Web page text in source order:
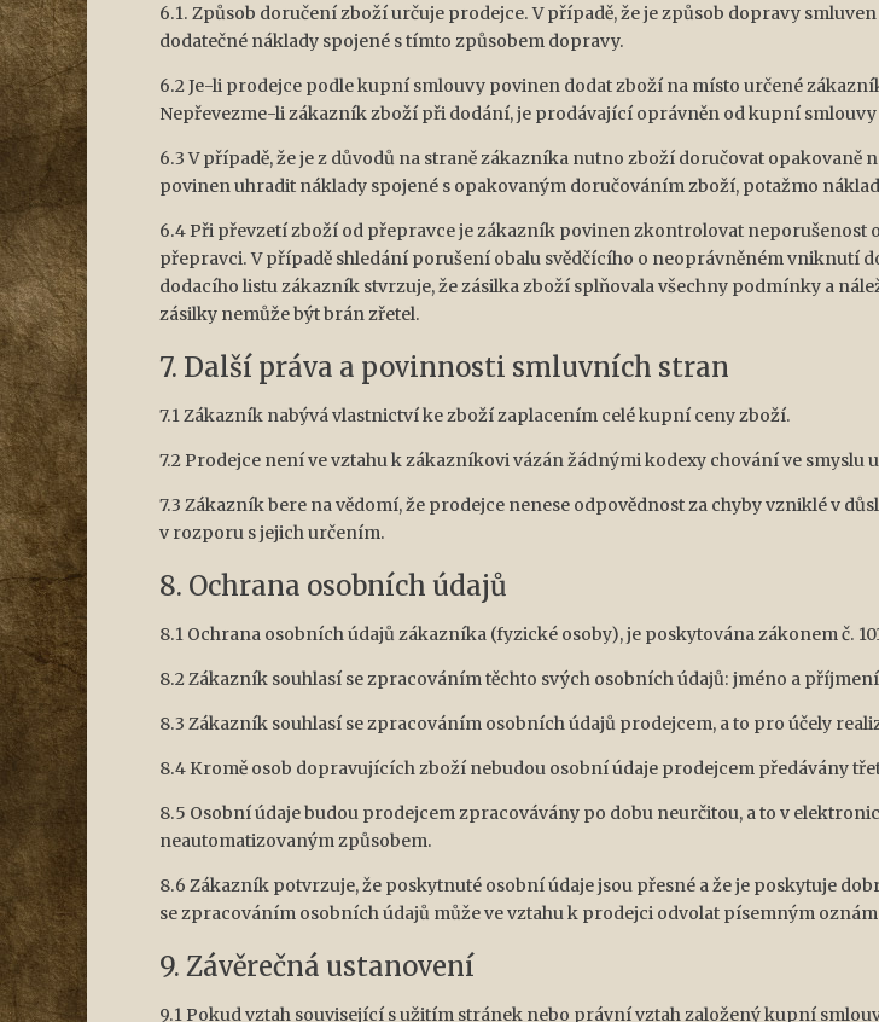
6.1. Způsob doručení zboží určuje prodejce. V případě, že je způsob dopravy
dodatečné náklady spojené s tímto způsobem dopravy.
6.2 Je-li prodejce podle kupní smlouvy povinen dodat zboží na místo určené
Nepřevezme-li zákazník zboží při dodání, je prodávající oprávněn od kupní
6.3 V případě, že je z důvodů na straně zákazníka nutno zboží doručovat
povinen uhradit náklady spojené s opakovaným doručováním zboží, potažmo
6.4 Při převzetí zboží od přepravce je zákazník povinen zkontrolovat neporušenost
přepravci. V případě shledání porušení obalu svědčícího o neoprávněném vniknutí
dodacího listu zákazník stvrzuje, že zásilka zboží splňovala všechny podmínky a
zásilky nemůže být brán zřetel.
7. Další práva a povinnosti smluvních stran
7.1 Zákazník nabývá vlastnictví ke zboží zaplacením celé kupní ceny zboží.
7.2 Prodejce není ve vztahu k zákazníkovi vázán žádnými kodexy chování ve smyslu
7.3 Zákazník bere na vědomí, že prodejce nenese odpovědnost za chyby vzniklé v
v rozporu s jejich určením.
8. Ochrana osobních údajů
8.1 Ochrana osobních údajů zákazníka (fyzické osoby), je poskytována zákonem č.
8.2 Zákazník souhlasí se zpracováním těchto svých osobních údajů: jméno a
8.3 Zákazník souhlasí se zpracováním osobních údajů prodejcem, a to pro účely
8.4 Kromě osob dopravujících zboží nebudou osobní údaje prodejcem předávány
8.5 Osobní údaje budou prodejcem zpracovávány po dobu neurčitou, a to v
neautomatizovaným způsobem.
8.6 Zákazník potvrzuje, že poskytnuté osobní údaje jsou přesné a že je poskytuje
se zpracováním osobních údajů může ve vztahu k prodejci odvolat písemným
9. Závěrečná ustanovení
9.1 Pokud vztah související s užitím stránek nebo právní vztah založený kupní